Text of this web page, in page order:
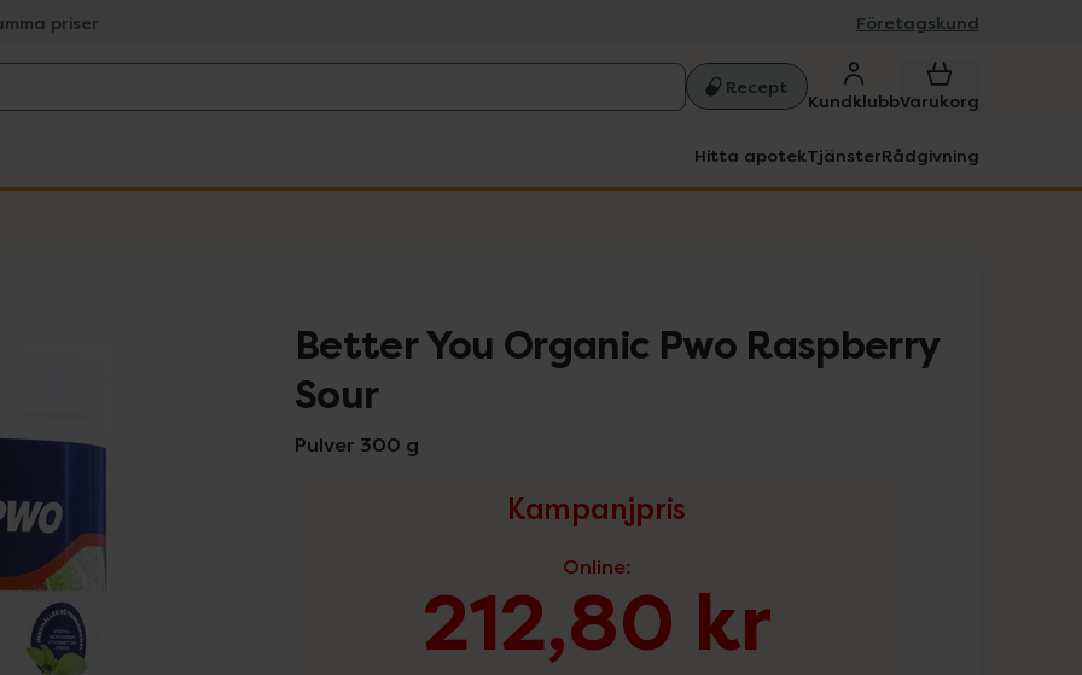
priser Företagskund
Recept
KundklubbVarukorg
Hitta apotekTjänsterRådgivning
Better You Organic Pwo Raspberry
Sour
Pulver 300 g
Kampanjpris
Online:
212,80 kr